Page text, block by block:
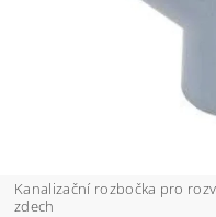
Kanalizační rozbočka pro
zdech